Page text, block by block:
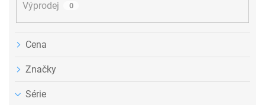
Výprodej 0
Cena
Značky
Série